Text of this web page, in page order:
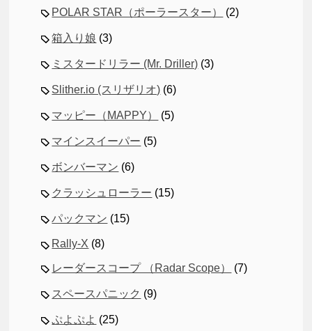
POLAR STAR（ポーラースター） (2)
箱入り娘 (3)
ミスタードリラー (Mr. Driller) (3)
Slither.io (スリザリオ) (6)
マッピー（MAPPY） (5)
マインスイーパー (5)
ボンバーマン (6)
クラッシュローラー (15)
パックマン (15)
Rally-X (8)
レーダースコープ （Radar Scope） (7)
スペースパニック (9)
ぷよぷよ (25)